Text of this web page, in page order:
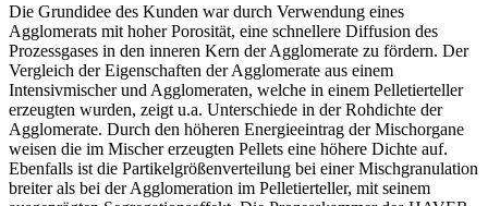
Die Grundidee des Kunden war durch Verwendung eines
Agglomerats mit hoher Porosität, eine schnellere Diffusion des
Prozessgases in den inneren Kern der Agglomerate zu fördern. Der
Vergleich der Eigenschaften der Agglomerate aus einem
Intensivmischer und Agglomeraten, welche in einem Pelletierteller
erzeugten wurden, zeigt u.a. Unterschiede in der Rohdichte der
Agglomerate. Durch den höheren Energieeintrag der Mischorgane
weisen die im Mischer erzeugten Pellets eine höhere Dichte auf.
Ebenfalls ist die Partikelgrößenverteilung bei einer Mischgranulation
breiter als bei der Agglomeration im Pelletierteller, mit seinem